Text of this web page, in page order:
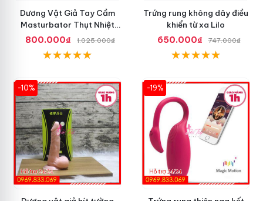
Dương Vật Giả Tay Cầm
Masturbator Thụt Nhiệt
Liếm Rung
800.000₫ 1.025.000₫
Trứng rung không dây điều
khiển từ xa Lilo
650.000₫
747.000₫
-10% -19%